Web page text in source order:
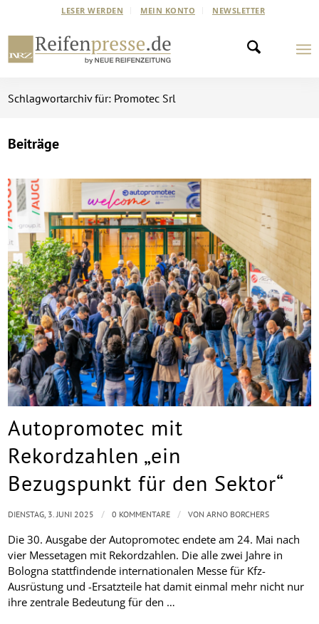
LESER WERDEN MEIN KONTO NEWSLETTER
Schlagwortarchiv für: Promotec Srl
Beiträge
Autopromotec mit
Rekordzahlen „ein
Bezugspunkt für den Sektor“
Die 30. Ausgabe der Autopromotec endete am 24. Mai nach
vier Messetagen mit Rekordzahlen. Die alle zwei Jahre in
Bologna stattfindende internationalen Messe für Kfz-
Ausrüstung und -Ersatzteile hat damit einmal mehr nicht nur
ihre zentrale Bedeutung für den …
DIENSTAG, 3. JUNI 2025 / 0 KOMMENTARE / VONARNO BORCHERS